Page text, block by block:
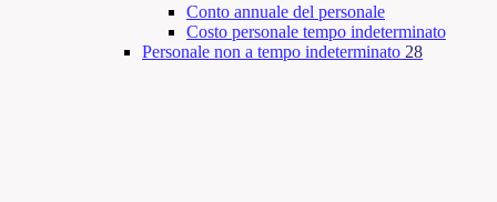
Conto annuale del personale
Costo personale tempo indeterminato
Personale non a tempo indeterminato 28